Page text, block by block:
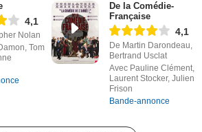
4,1
Nolan
Tom
De la Comédie-
Française
4,1
De Martin Darondeau,
Bertrand Usclat
Avec Pauline Clément,
Laurent Stocker, Julien
Frison
Bande-annonce